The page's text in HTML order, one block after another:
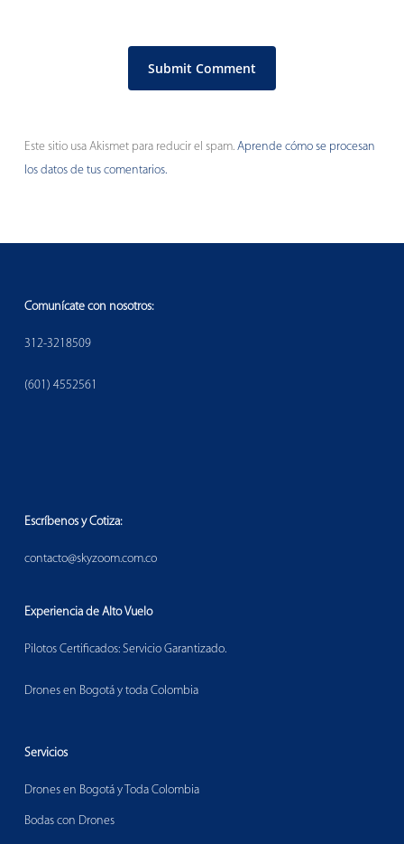
Este sitio usa Akismet para reducir el spam. Aprende cómo se procesan
los datos de tus comentarios.
Comunícate con nosotros:
312-3218509
(601) 4552561
Escríbenos y Cotiza:
contacto@skyzoom.com.co
Experiencia de Alto Vuelo
Pilotos Certificados: Servicio Garantizado.
Drones en Bogotá y toda Colombia
Servicios
Drones en Bogotá y Toda Colombia
Bodas con Drones